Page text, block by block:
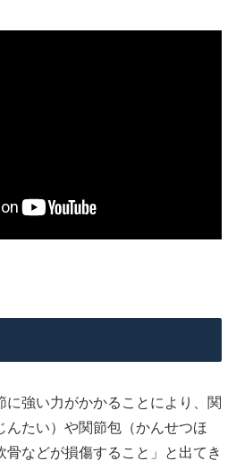
に強い力がかかることにより、関
んたい）や関節包（かんせつほ
骨などが損傷すること」と出てき